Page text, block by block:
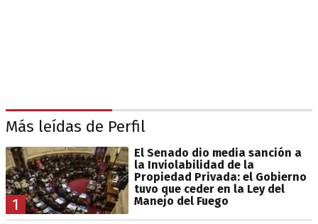
Más leídas de Perfil
1
El Senado dio media sanción a
la Inviolabilidad de la
Propiedad Privada: el Gobierno
tuvo que ceder en la Ley del
Manejo del Fuego